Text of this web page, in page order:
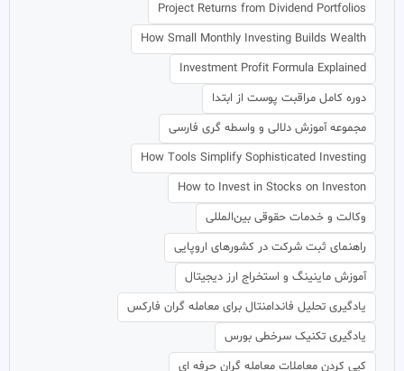
Project Returns from Dividend Portfolios
How Small Monthly Investing Builds Wealth
Investment Profit Formula Explained
دوره کامل مراقبت پوست از ابتدا
مجموعه آموزش دلالی و واسطه گری فارسی
How Tools Simplify Sophisticated Investing
How to Invest in Stocks on Investon
وکالت و خدمات حقوقی بین‌المللی
راهنمای ثبت شرکت در کشورهای اروپایی
آموزش ماینینگ و استخراج ارز دیجیتال
یادگیری تحلیل فاندامنتال برای معامله گران فارکس
یادگیری تکنیک سرخطی بورس
کپی کردن معاملات معامله گران حرفه ای